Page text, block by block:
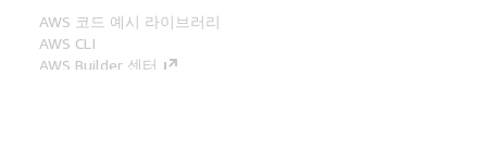
AWS 코드 예시 라이브러리
AWS CLI
AWS Builder 센터